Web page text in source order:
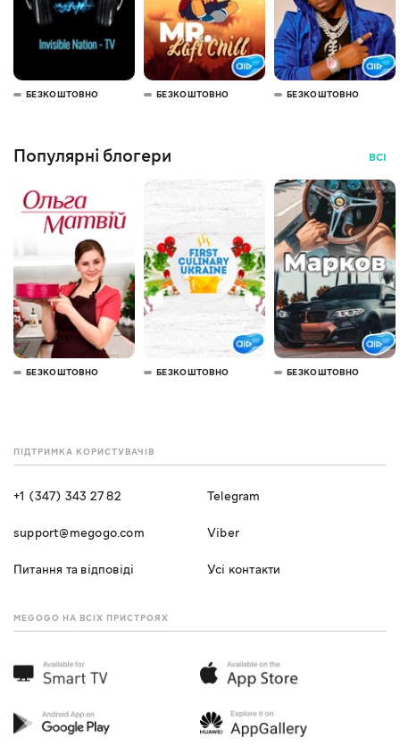
БЕЗКОШТОВНО БЕЗКОШТОВНО БЕЗКОШТОВНО
Популярні блогери ВСІ
БЕЗКОШТОВНО БЕЗКОШТОВНО БЕЗКОШТОВНО
ПІДТРИМКА КОРИСТУВАЧІВ
+1 (347) 343 27 82
support@megogo.com
Питання та відповіді
Telegram
Viber
Усі контакти
MEGOGO НА ВСІХ ПРИСТРОЯХ